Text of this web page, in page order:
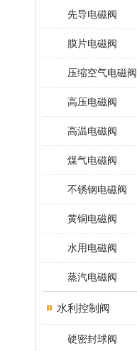
先导电磁阀
膜片电磁阀
压缩空气电磁阀
高压电磁阀
高温电磁阀
煤气电磁阀
不锈钢电磁阀
黄铜电磁阀
水用电磁阀
蒸汽电磁阀
水利控制阀
硬密封球阀